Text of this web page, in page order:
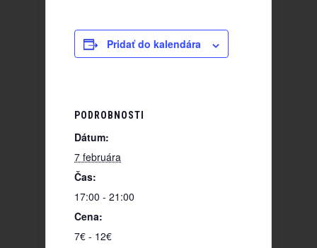
Pridať do kalendára
PODROBNOSTI
Dátum:
7 februára
Čas:
17:00 - 21:00
Cena:
7€ - 12€